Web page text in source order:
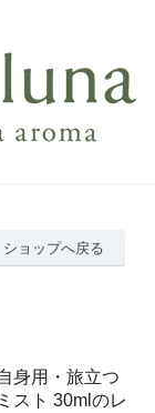
ショップへ戻る
身用・旅立つ
スト 30mlのレ